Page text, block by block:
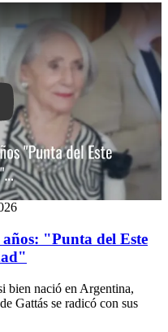
Mecha Gattás celebró sus 93
años: "Punta del Este
bien nació en Argentina,
Gattás se radicó con sus